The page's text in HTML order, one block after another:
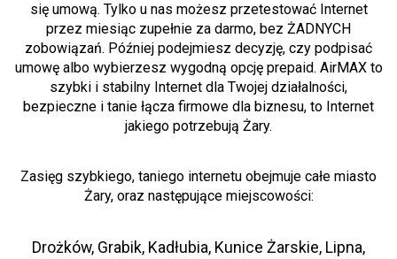
się umową. Tylko u nas możesz przetestować Internet
przez miesiąc zupełnie za darmo, bez ŻADNYCH
zobowiązań. Później podejmiesz decyzję, czy podpisać
umowę albo wybierzesz wygodną opcję prepaid. AirMAX to
szybki i stabilny Internet dla Twojej działalności,
bezpieczne i tanie łącza firmowe dla biznesu, to Internet
jakiego potrzebują Żary.
Zasięg szybkiego, taniego internetu obejmuje całe miasto
Żary, oraz następujące miejscowości:
Drożków, Grabik, Kadłubia, Kunice Żarskie, Lipna,